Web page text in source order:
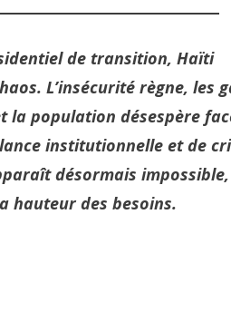
de transition, Haïti
L’insécurité règne, les
la population désespère
institutionnelle et de
désormais impossible,
hauteur des besoins.